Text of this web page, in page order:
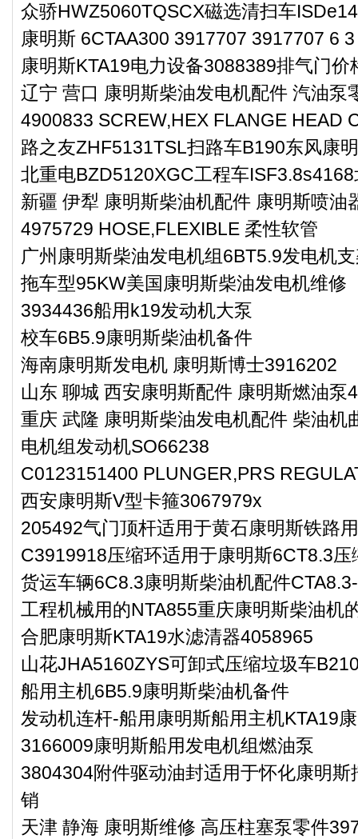
众骄HWZ5060TQSCX磁选清扫车
康明斯 6CTAA300 3917707 3917707 6
康明斯KTA19电力设备3088389排气门价
辽宁 营口 康明斯柴油发电机配件 汽油泵
4900833 SCREW,HEX FLANGE HEAD
路之友ZHF5131TSL扫路车B190东风康
北重电BZD5120XGC工程车
新疆 伊犁 康明斯柴油机配件 康明斯喷油
4975729 HOSE,FLEXIBLE 柔性软管
广州康明斯柴油发电机组6BT5.9发电机
拖车型95KW美国康明斯柴油发电机维修
3934436船用k19发动机大泵
校车6B5.9康明斯柴油机备件
海南康明斯发电机 康明斯博士3916202
山东 聊城 西安康明斯配件 康明斯燃油泵
重庆 武隆 康明斯柴油发电机配件 柴油机
电机组发动机SO66238
C0123151400 PLUNGER,PRS
西安康明斯V型卡箍3067979x
205492气门顶杆适用于黄石康明斯铁路
C3919918压缩环适用于康明斯6CT8.3压
货运车辆6C8.3康明斯柴油机配件
工程机械用的NTA855重庆康明斯柴油机
合肥康明斯KTA19水滤清器4058965
山花JHA5160ZYS可卸式压缩垃圾车
船用主机6B5.9康明斯柴油机备件
发动机连杆-船用康明斯船用主机KTA19
3166009康明斯船用发电机组燃油泵
3804304附件驱动油封适用于怀化康明斯
销
天津 静海 康明斯维修 高压柱塞泵零件